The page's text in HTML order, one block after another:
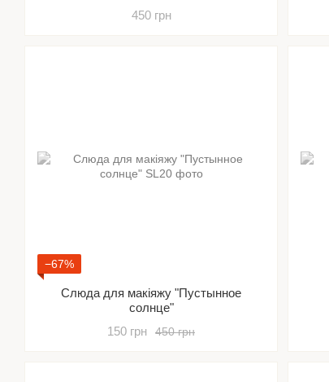
450 грн
−67%
Слюда для макіяжу "Пустынное
солнце"
450 грн
150 грн